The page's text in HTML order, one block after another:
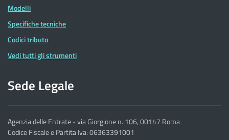
Modelli
Specifiche tecniche
Codici tributo
Vedi tutti gli strumenti
Sede Legale
Agenzia delle Entrate - via Giorgione n. 106, 00147 Roma
Codice Fiscale e Partita Iva: 06363391001